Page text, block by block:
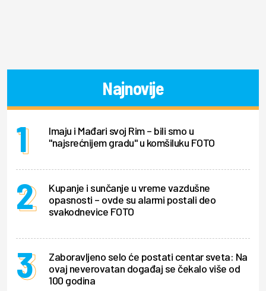
Najnovije
Imaju i Mađari svoj Rim – bili smo u
"najsrećnijem gradu" u komšiluku FOTO
Kupanje i sunčanje u vreme vazdušne
opasnosti – ovde su alarmi postali deo
svakodnevice FOTO
Zaboravljeno selo će postati centar sveta: Na
ovaj neverovatan događaj se čekalo više od
100 godina